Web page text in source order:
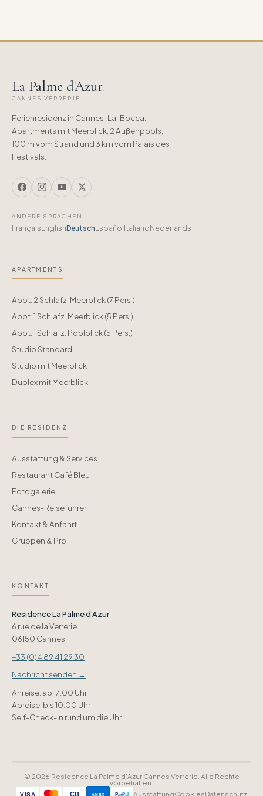
La Palme d'Azur.
CANNES VERRERIE
Ferienresidenz in Cannes-La-Bocca.
Apartments mit Meerblick, 2 Außenpools,
100 m vom Strand und 3 km vom Palais des
Festivals.
ANDERE SPRACHEN
Français EnglishDeutsch Español Italiano Nederlands
APARTMENTS
Appt. 2 Schlafz. Meerblick (7 Pers.)
Appt. 1 Schlafz. Meerblick (5 Pers.)
Appt. 1 Schlafz. Poolblick (5 Pers.)
Studio Standard
Studio mit Meerblick
Duplex mit Meerblick
DIE RESIDENZ
Ausstattung & Services
Restaurant Café Bleu
Fotogalerie
Cannes-Reiseführer
Kontakt & Anfahrt
Gruppen & Pro
KONTAKT
Residence La Palme d'Azur
6 rue de la Verrerie
06150 Cannes
+33 (0)4 89 41 29 30
Nachricht senden →
Anreise: ab 17:00 Uhr
Abreise: bis 10:00 Uhr
Self-Check-in rund um die Uhr
© 2026 Residence La Palme d'Azur Cannes Verrerie. Alle Rechte
vorbehalten.
VISA CB AMEX PayPal AusstattungCookiesDatenschutz